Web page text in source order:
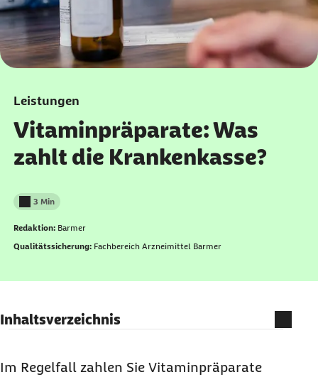
Leistungen
Vitaminpräparate: Was
zahlt die Krankenkasse?
Lesedauer weniger als
3 Min
Redaktion: Barmer
Qualitätssicherung: Fachbereich Arzneimittel Barmer
Inhaltsverzeichnis
Was fällt alles unter die Vitaminpräparate?
Im Regelfall zahlen Sie Vitaminpräparate